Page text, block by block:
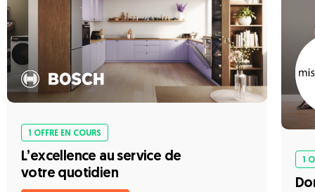
1 OFFRE EN COURS
L’excellence au service de
votre quotidien
1